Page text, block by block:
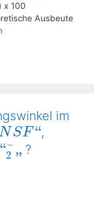
x 100
Ausbeute
im
SF “,
–
2 „ ?